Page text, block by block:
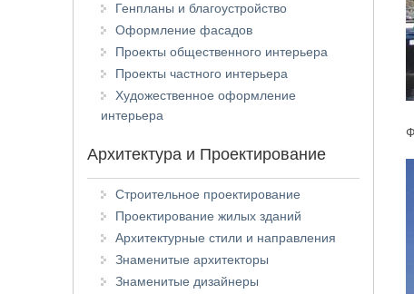
Генпланы и благоустройство
Оформление фасадов
Проекты общественного интерьера
Проекты частного интерьера
Художественное оформление
интерьера
Архитектура и Проектирование
Строительное проектирование
Проектирование жилых зданий
Архитектурные стили и направления
Знаменитые архитекторы
Знаменитые дизайнеры